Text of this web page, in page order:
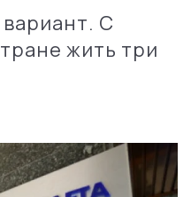
С
жить три